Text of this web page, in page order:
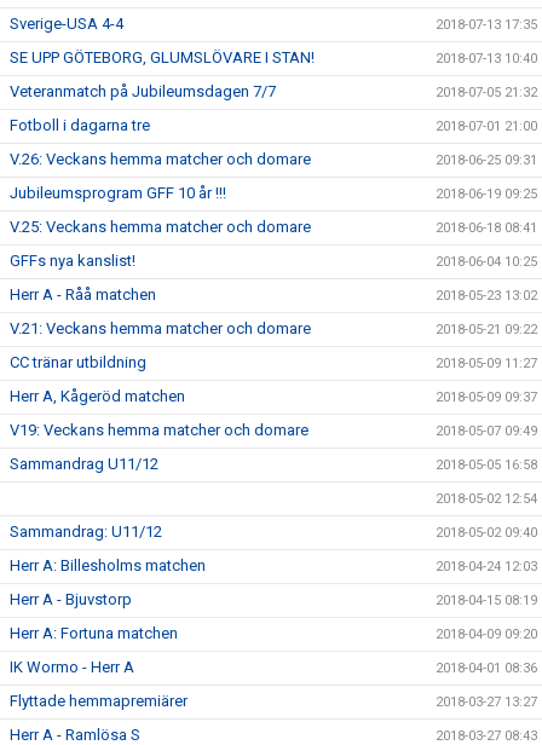
Sverige-USA 4-4 2018-07-13 17:35
SE UPP GÖTEBORG, GLUMSLÖVARE I STAN! 2018-07-13 10:40
Veteranmatch på Jubileumsdagen 7/7 2018-07-05 21:32
Fotboll i dagarna tre 2018-07-01 21:00
V.26: Veckans hemma matcher och domare 2018-06-25 09:31
Jubileumsprogram GFF 10 år !!! 2018-06-19 09:25
V.25: Veckans hemma matcher och domare 2018-06-18 08:41
GFFs nya kanslist! 2018-06-04 10:25
Herr A - Råå matchen 2018-05-23 13:02
V.21: Veckans hemma matcher och domare 2018-05-21 09:22
CC tränar utbildning 2018-05-09 11:27
Herr A, Kågeröd matchen 2018-05-09 09:37
V19: Veckans hemma matcher och domare 2018-05-07 09:49
Sammandrag U11/12 2018-05-05 16:58
2018-05-02 12:54
Sammandrag: U11/12 2018-05-02 09:40
Herr A: Billesholms matchen 2018-04-24 12:03
Herr A - Bjuvstorp 2018-04-15 08:19
Herr A: Fortuna matchen 2018-04-09 09:20
IK Wormo - Herr A 2018-04-01 08:36
Flyttade hemmapremiärer 2018-03-27 13:27
Herr A - Ramlösa S 2018-03-27 08:43